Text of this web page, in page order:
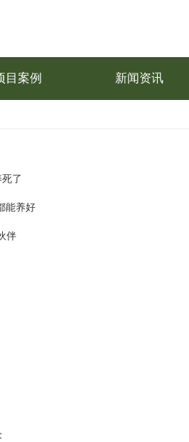
目案例 新闻资讯
了
能养好
伴